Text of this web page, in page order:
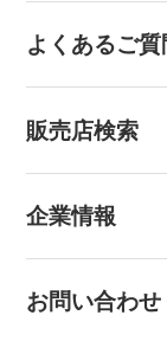
よくあるご質
販売店検索
企業情報
お問い合わせ